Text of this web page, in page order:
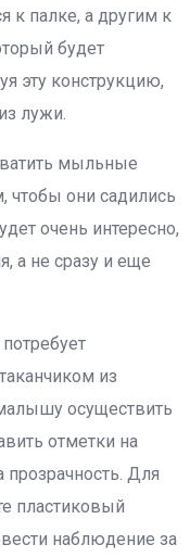
к палке, а другим к
будет
эту конструкцию,
лужи.
мыльные
чтобы они садились
очень интересно,
а не сразу и еще
из
осуществить
отметки на
Для
пластиковый
наблюдение за